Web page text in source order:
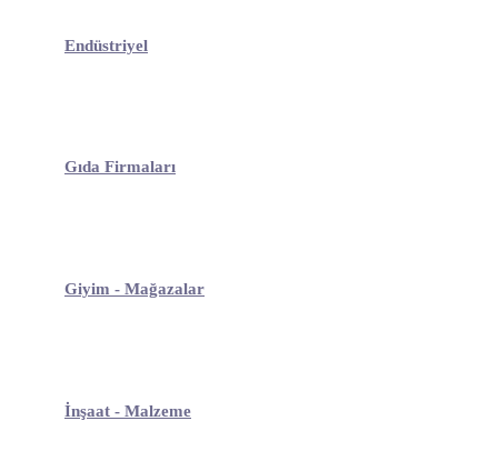
Endüstriyel
Gıda Firmaları
Giyim - Mağazalar
İnşaat - Malzeme